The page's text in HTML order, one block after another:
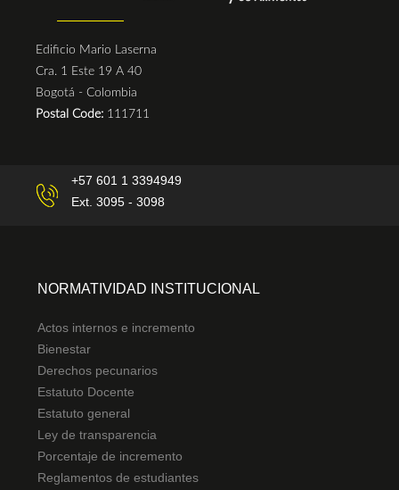
Edificio Mario Laserna
Cra. 1 Este 19 A 40
Bogotá - Colombia
Postal Code: 111711
+57 601 1 3394949
Ext. 3095 - 3098
NORMATIVIDAD INSTITUCIONAL
Actos internos e incremento
Bienestar
Derechos pecunarios
Estatuto Docente
Estatuto general
Ley de transparencia
Porcentaje de incremento
Reglamentos de estudiantes